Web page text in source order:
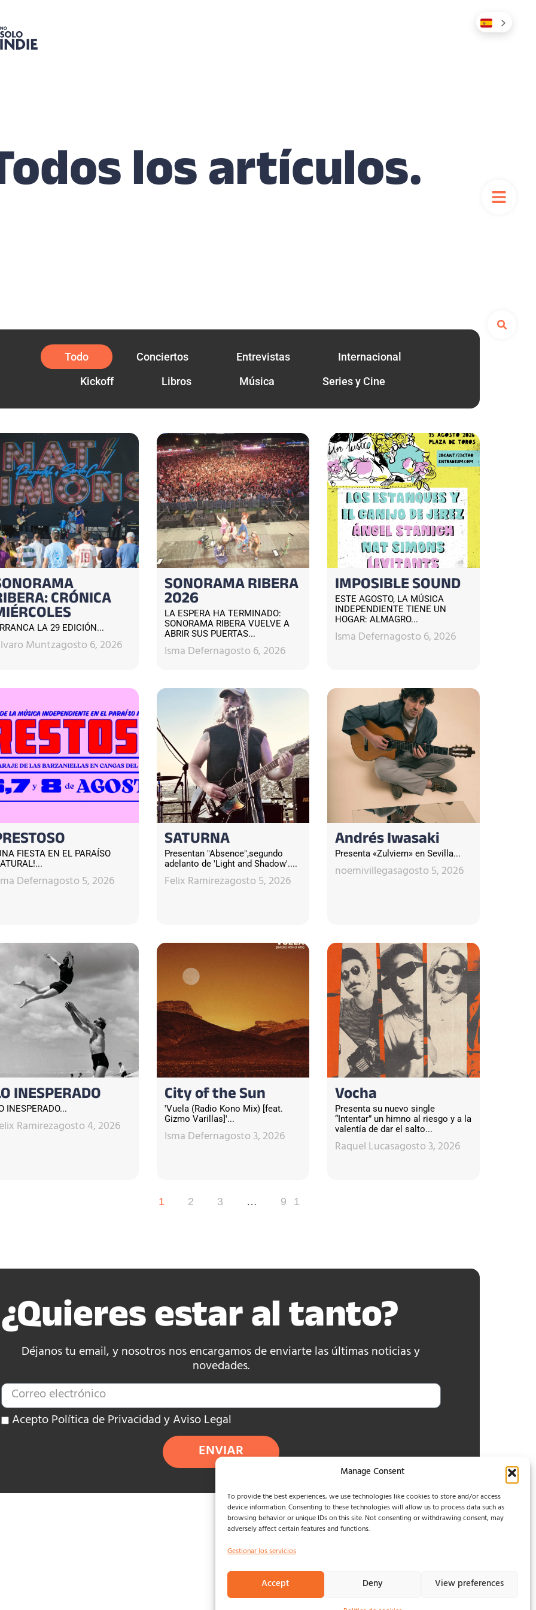
Manage Consent
To provide the best experiences, we use technologies like cookies to store and/or access
device information. Consenting to these technologies will allow us to process data such as
browsing behavior or unique IDs on this site. Not consenting or withdrawing consent, may
adversely affect certain features and functions.
Gestionar los servicios
Accept Deny View preferences
los artículos.
Conciertos Entrevistas
Internacional
Kickoff
Libros Música Series y Cine
Todo
CRÓNICA
LA 29 EDICIÓN...
Muntzagosto 6, 2026
SONORAMA RIBERA
2026
LA ESPERA HA TERMINADO:
SONORAMA RIBERA VUELVE A
ABRIR SUS PUERTAS...
Isma Defernagosto 6, 2026
IMPOSIBLE SOUND
ESTE AGOSTO, LA MÚSICA
INDEPENDIENTE TIENE UN
HOGAR: ALMAGRO...
Isma Defernagosto 6, 2026
FIESTA EN EL PARAÍSO
Defernagosto 5, 2026
SATURNA
Presentan "Absence",segundo
adelanto de 'Light and Shadow'....
Felix Ramirezagosto 5, 2026
Andrés Iwasaki
Presenta «Zulviem» en Sevilla...
noemivillegasagosto 5, 2026
INESPERADO
INESPERADO...
Ramirezagosto 4, 2026
City of the Sun
'Vuela (Radio Kono Mix) [feat.
Gizmo Varillas]'...
Isma Defernagosto 3, 2026
Vocha
Presenta su nuevo single
“Intentar” un himno al riesgo y a la
valentía de dar el salto...
Raquel Lucasagosto 3, 2026
1 2 3 … 91
¿Quieres estar al tanto?
Déjanos tu email, y nosotros nos encargamos de enviarte las últimas noticias y
novedades.
Acepto Política de Privacidad y Aviso Legal
ENVIAR